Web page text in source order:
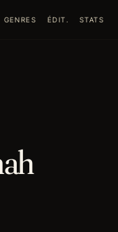
GENRES ÉDIT. STATS